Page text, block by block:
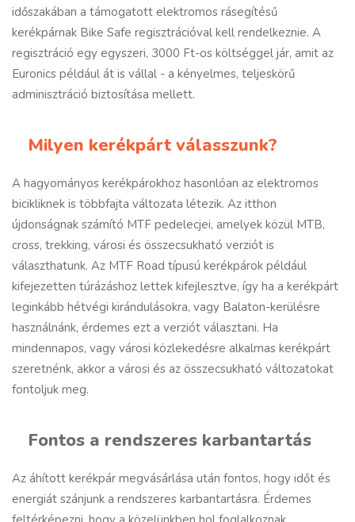
időszakában a támogatott elektromos rásegítésű
kerékpárnak Bike Safe regisztrációval kell rendelkeznie. A
regisztráció egy egyszeri, 3000 Ft-os költséggel jár, amit az
Euronics például át is vállal - a kényelmes, teljeskörű
adminisztráció biztosítása mellett.
Milyen kerékpárt válasszunk?
A hagyományos kerékpárokhoz hasonlóan az elektromos
bicikliknek is többfajta változata létezik. Az itthon
újdonságnak számító MTF pedelecjei, amelyek közül MTB,
cross, trekking, városi és összecsukható verziót is
választhatunk. Az MTF Road típusú kerékpárok például
kifejezetten túrázáshoz lettek kifejlesztve, így ha a kerékpárt
leginkább hétvégi kirándulásokra, vagy Balaton-kerülésre
használnánk, érdemes ezt a verziót választani. Ha
mindennapos, vagy városi közlekedésre alkalmas kerékpárt
szeretnénk, akkor a városi és az összecsukható változatokat
fontoljuk meg.
Fontos a rendszeres karbantartás
Az áhított kerékpár megvásárlása után fontos, hogy időt és
energiát szánjunk a rendszeres karbantartásra. Érdemes